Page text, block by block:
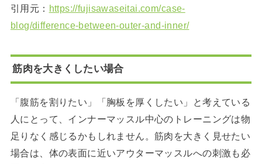
引用元： https://fujisawaseitai.com/case-
blog/difference-between-outer-and-inner/
筋肉を大きくしたい場合
「腹筋を割りたい」「胸板を厚くしたい」と考えている
人にとって、インナーマッスル中心のトレーニングは物
足りなく感じるかもしれません。筋肉を大きく見せたい
場合は、体の表面に近いアウターマッスルへの刺激も必